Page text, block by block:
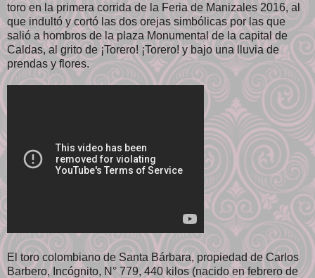
toro en la primera corrida de la Feria de Manizales 2016, al
que indultó y cortó las dos orejas simbólicas por las que
salió a hombros de la plaza Monumental de la capital de
Caldas, al grito de ¡Torero! ¡Torero! y bajo una lluvia de
prendas y flores.
El toro colombiano de Santa Bárbara, propiedad de Carlos
Barbero, Incógnito, N° 779, 440 kilos (nacido en febrero de